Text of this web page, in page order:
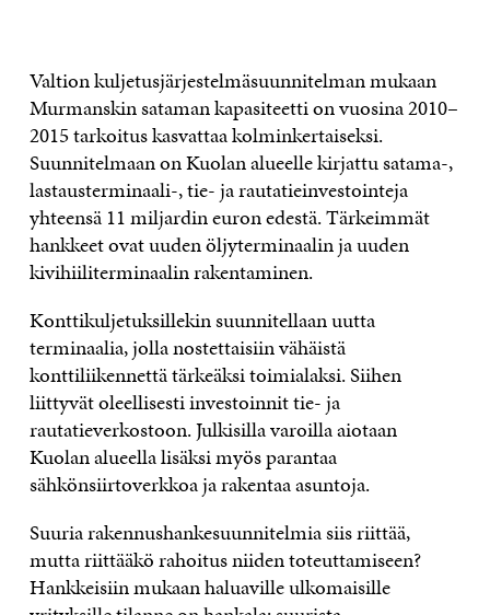
Valtion kuljetusjärjestelmäsuunnitelman mukaan
Murmanskin sataman kapasiteetti on vuosina 2010–
2015 tarkoitus kasvattaa kolminkertaiseksi.
Suunnitelmaan on Kuolan alueelle kirjattu satama-,
lastausterminaali-, tie- ja rautatieinvestointeja
yhteensä 11 miljardin euron edestä. Tärkeimmät
hankkeet ovat uuden öljyterminaalin ja uuden
kivihiiliterminaalin rakentaminen.
Konttikuljetuksillekin suunnitellaan uutta
terminaalia, jolla nostettaisiin vähäistä
konttiliikennettä tärkeäksi toimialaksi. Siihen
liittyvät oleellisesti investoinnit tie- ja
rautatieverkostoon. Julkisilla varoilla aiotaan
Kuolan alueella lisäksi myös parantaa
sähkönsiirtoverkkoa ja rakentaa asuntoja.
Suuria rakennushankesuunnitelmia siis riittää,
mutta riittääkö rahoitus niiden toteuttamiseen?
Hankkeisiin mukaan haluaville ulkomaisille